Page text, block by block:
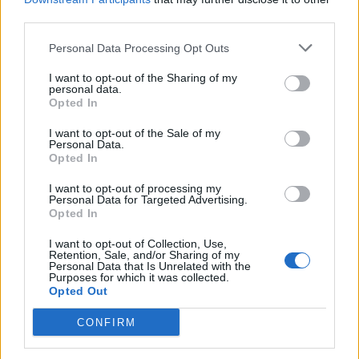
Personal Data Processing Opt Outs
I want to opt-out of the Sharing of my
personal data.
Opted In
I want to opt-out of the Sale of my
Personal Data.
Opted In
I want to opt-out of processing my
Personal Data for Targeted Advertising.
Opted In
I want to opt-out of Collection, Use,
Retention, Sale, and/or Sharing of my
Personal Data that Is Unrelated with the
Purposes for which it was collected.
Opted Out
CONFIRM
Wstęp do bajek – analiza utworu
Utwór składa się z dziesięciu
trzynastozgłoskowych wersów.
Występują rymy dokładne, żeńskie,
parzyste. W utworze zastosowano
wyliczenie oraz krótki dialog.